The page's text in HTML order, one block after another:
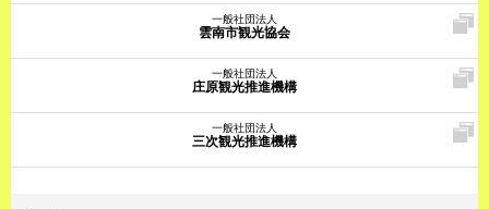
一般社団法人
雲南市観光協会
一般社団法人
庄原観光推進機構
一般社団法人
三次観光推進機構